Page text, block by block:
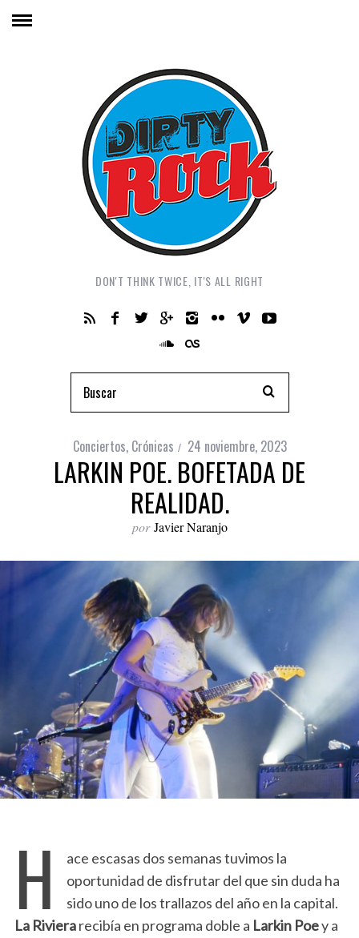
DON'T THINK TWICE, IT'S ALL RIGHT
Conciertos, Crónicas 24 noviembre, 2023
LARKIN POE. BOFETADA DE
REALIDAD.
por Javier Naranjo
H
ace escasas dos semanas tuvimos la
oportunidad de disfrutar del que sin duda ha
sido uno de los trallazos del año en la capital.
La Rivierarecibía en programa doble a Larkin Poey a